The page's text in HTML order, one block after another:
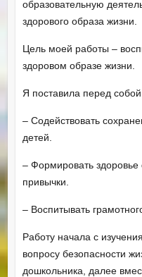
образовательную
здорового образа жизни.
Цель моей работы –
здоровом образе жизни.
Я поставила перед
– Содействовать
детей.
– Формировать
привычки.
– Воспитывать
Работу начала с
вопросу безопасности
дошкольника, далее